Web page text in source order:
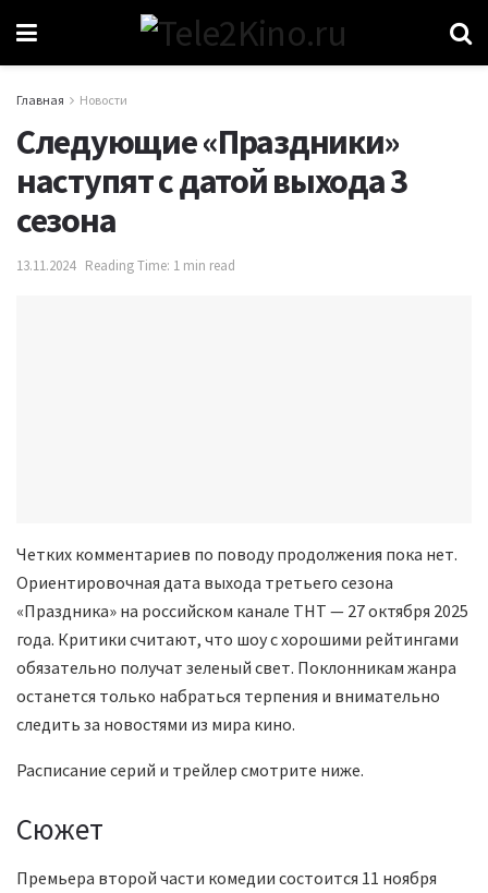
Главная Новости
Следующие «Праздники»
наступят с датой выхода 3
сезона
13.11.2024 Reading Time: 1 min read
Четких комментариев по поводу продолжения пока нет.
Ориентировочная дата выхода третьего сезона
«Праздника» на российском канале ТНТ — 27 октября 2025
года. Критики считают, что шоу с хорошими рейтингами
обязательно получат зеленый свет. Поклонникам жанра
останется только набраться терпения и внимательно
следить за новостями из мира кино.
Расписание серий и трейлер смотрите ниже.
Сюжет
Премьера второй части комедии состоится 11 ноября